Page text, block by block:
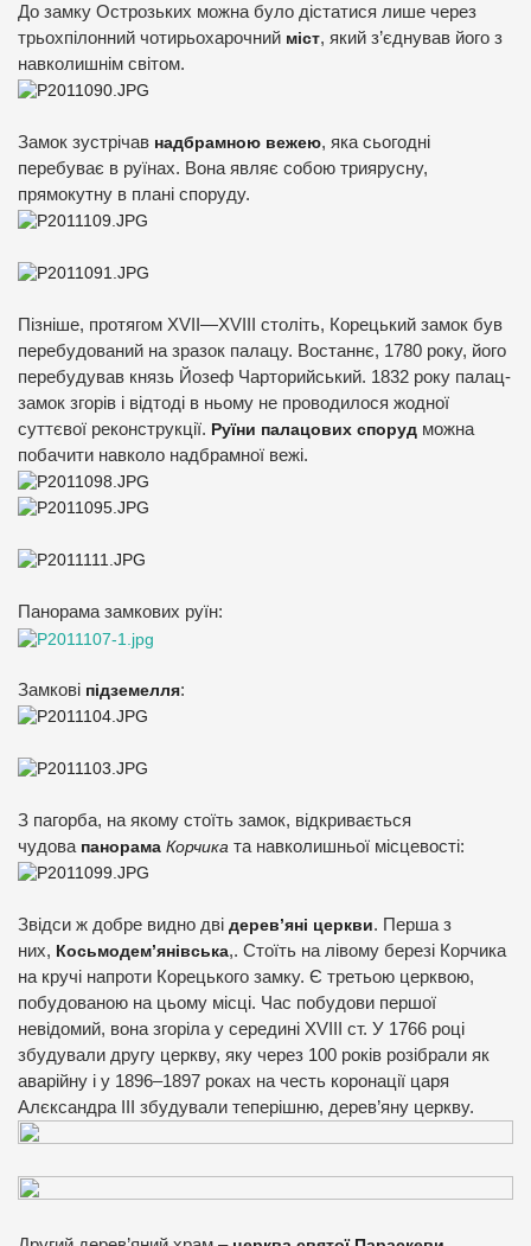
До замку Острозьких можна було дістатися лише через
трьохпілонний чотирьохарочний міст, який з’єднував його з
навколишнім світом.
Замок зустрічав надбрамною вежею, яка сьогодні
перебуває в руїнах. Вона являє собою триярусну,
прямокутну в плані споруду.
Пізніше, протягом XVII—XVIII століть, Корецький замок був
перебудований на зразок палацу. Востаннє, 1780 року, його
перебудував князь Йозеф Чарторийський. 1832 року палац-
замок згорів і відтоді в ньому не проводилося жодної
суттєвої реконструкції. Руїни палацових споруд можна
побачити навколо надбрамної вежі.
Панорама замкових руїн:
Замкові підземелля:
З пагорба, на якому стоїть замок, відкривається
чудова панорама Корчика та навколишньої місцевості:
Звідси ж добре видно дві дерев’яні церкви. Перша з
них, Косьмодем’янівська,. Стоїть на лівому березі Корчика
на кручі напроти Корецького замку. Є третьою церквою,
побудованою на цьому місці. Час побудови першої
невідомий, вона згоріла у середині XVIII ст. У 1766 році
збудували другу церкву, яку через 100 років розібрали як
аварійну і у 1896–1897 роках на честь коронації царя
Алєксандра ІІІ збудували теперішню, дерев’яну церкву.